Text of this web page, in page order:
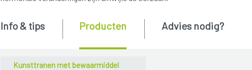
Kunsttranen met bewaarmiddel
Info & tips Producten Advies nodig?